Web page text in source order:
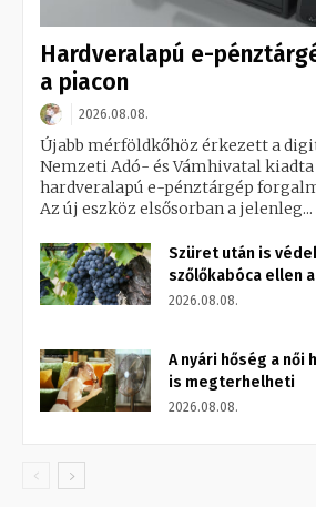
Hardveralapú e-
a piacon
2026.08.08.
Újabb mérföldkőhöz érkezett a
Nemzeti Adó- és Vámhivatal kiadta
hardveralapú e-pénztárgép
Az új eszköz elsősorban a jelenleg...
Szüret után is
szőlőkabóca ellen
2026.08.08.
A nyári hőség a
is megterhelheti
2026.08.08.